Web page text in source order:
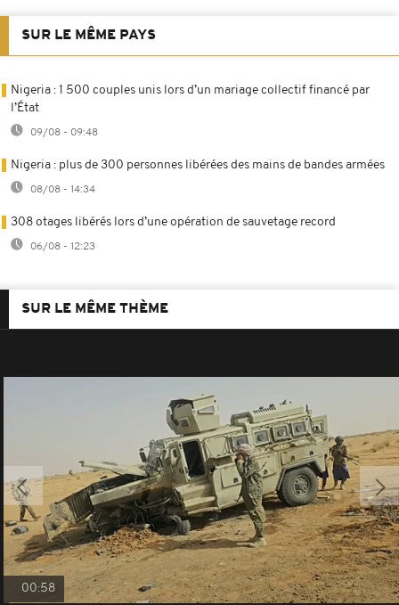
SUR LE MÊME PAYS
Nigeria : 1 500 couples unis lors d’un mariage collectif financé par
l’État
09/08 - 09:48
Nigeria : plus de 300 personnes libérées des mains de bandes armées
08/08 - 14:34
308 otages libérés lors d’une opération de sauvetage record
06/08 - 12:23
SUR LE MÊME THÈME
00:58